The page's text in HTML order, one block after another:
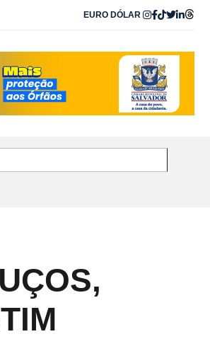
EURO DÓLAR